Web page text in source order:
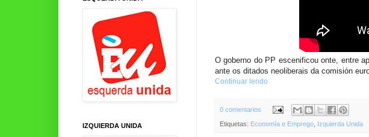
O goberno do PP escenificou onte, entre
ante os ditados neoliberais da comisión
Continuar lendo
0 comentarios
Etiquetas: Economía e Emprego Izquierda Unida
IZQUIERDA UNIDA